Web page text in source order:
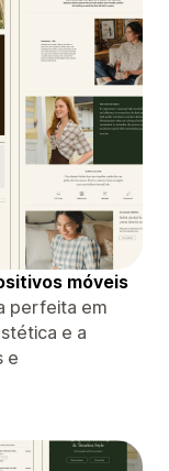
móveis
perfeita em
e a
e